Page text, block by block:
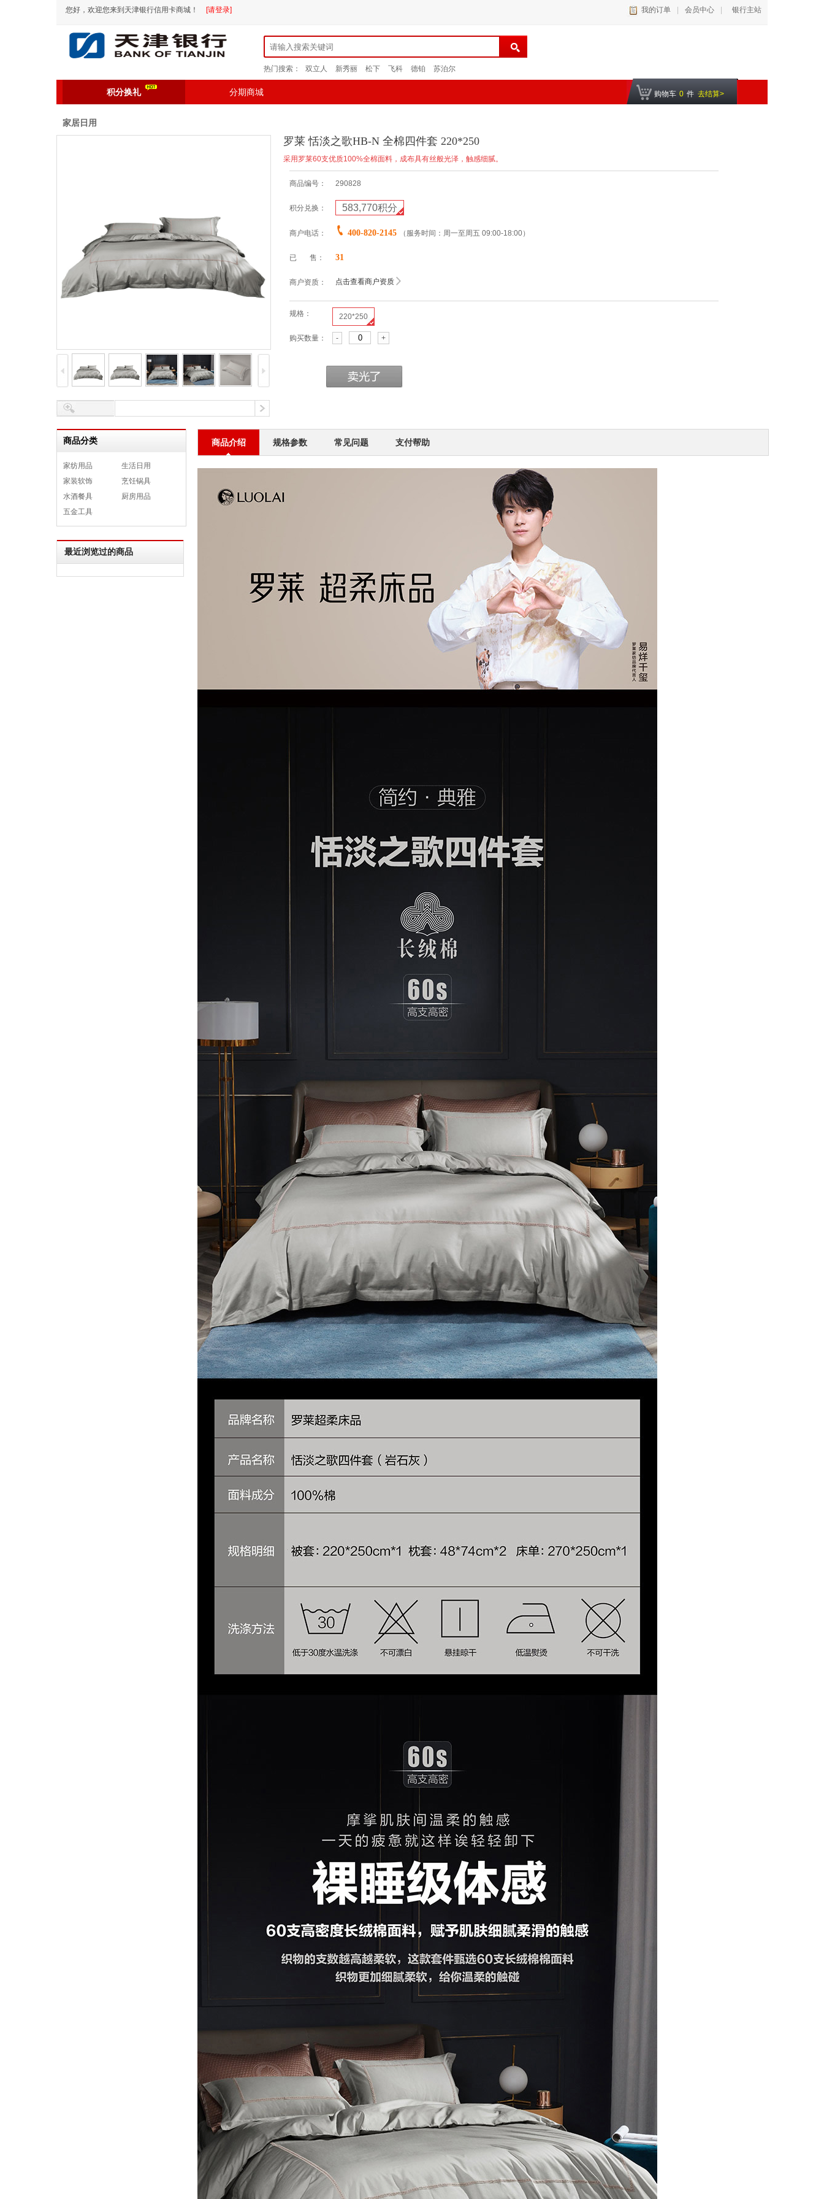
您好，欢迎您来到天津银行信用卡商城！ [请登录] 我的订单 会员中心 银行主站
热门搜索： 双立人 新秀丽 松下 飞科 德铂 苏泊尔
积分换礼 分期商城 购物车 0 件 去结算>
家居日用
罗莱 恬淡之歌HB-N 全棉四件套 220*250
采用罗莱60支优质100%全棉面料，成布具有丝般光泽，触感细腻。
商品编号： 290828
积分兑换： 583,770积分
商户电话： 400-820-2145 （服务时间：周一至周五 09:00-18:00）
已 售： 31
商户资质： 点击查看商户资质
规格： 220*250
购买数量： - +
商品分类
家纺用品
生活日用
家装软饰
烹饪锅具
水酒餐具
厨房用品
五金工具
最近浏览过的商品
商品介绍 规格参数 常见问题 支付帮助